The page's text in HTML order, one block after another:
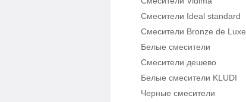
Смесители Ideal standard
Смесители Bronze de Luxe
Белые смесители
Смесители дешево
Белые смесители KLUDI
Черные смесители